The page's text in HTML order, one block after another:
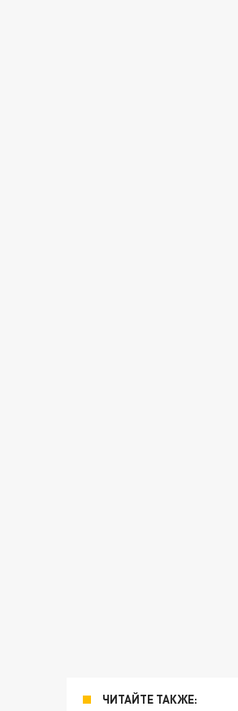
ЧИТАЙТЕ ТАКЖЕ: